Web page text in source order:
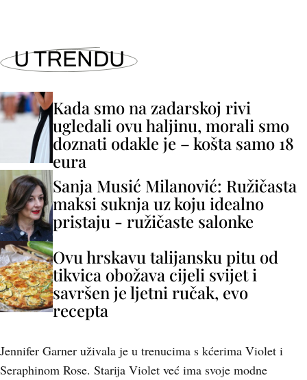
U TRENDU
Kada smo na zadarskoj rivi
ugledali ovu haljinu, morali smo
doznati odakle je – košta samo 18
eura
Sanja Musić Milanović: Ružičasta
maksi suknja uz koju idealno
pristaju - ružičaste salonke
Ovu hrskavu talijansku pitu od
tikvica obožava cijeli svijet i
savršen je ljetni ručak, evo
recepta
Jennifer Garner uživala je u trenucima s kćerima Violet i
Seraphinom Rose. Starija Violet već ima svoje modne